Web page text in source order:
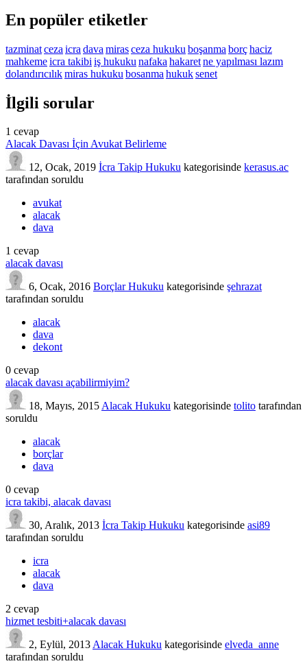
En popüler etiketler
tazminatceza icra dava mirasceza hukuku boşanma borçhaciz
mahkemeicra takibi iş hukuku nafaka hakaretne yapılması lazım
dolandırıcılıkmiras hukuku bosanma hukuksenet
İlgili sorular
1 cevap
Alacak Davası İçin Avukat Belirleme
12, Ocak, 2019 İcra Takip Hukuku kategorisinde kerasus.ac
tarafından soruldu
avukat
alacak
dava
1 cevap
alacak davası
6, Ocak, 2016 Borçlar Hukuku kategorisinde şehrazat
tarafından soruldu
alacak
dava
dekont
0 cevap
alacak davası açabilirmiyim?
18, Mayıs, 2015Alacak Hukuku kategorisinde tolito tarafından
soruldu
alacak
borçlar
dava
0 cevap
icra takibi, alacak davası
30, Aralık, 2013 İcra Takip Hukuku kategorisinde asi89
tarafından soruldu
icra
alacak
dava
2 cevap
hizmet tesbiti+alacak davası
2, Eylül, 2013Alacak Hukuku kategorisinde elveda_anne
tarafından soruldu